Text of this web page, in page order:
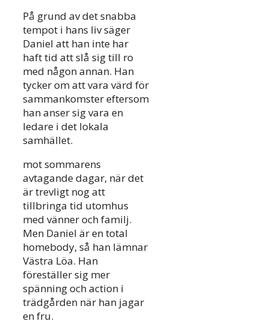
På grund av det snabba
tempot i hans liv säger
Daniel att han inte har
haft tid att slå sig till ro
med någon annan. Han
tycker om att vara värd för
sammankomster eftersom
han anser sig vara en
ledare i det lokala
samhället.
mot sommarens
avtagande dagar, när det
är trevligt nog att
tillbringa tid utomhus
med vänner och familj.
Men Daniel är en total
homebody, så han lämnar
Västra Löa. Han
föreställer sig mer
spänning och action i
trädgården när han jagar
en fru.